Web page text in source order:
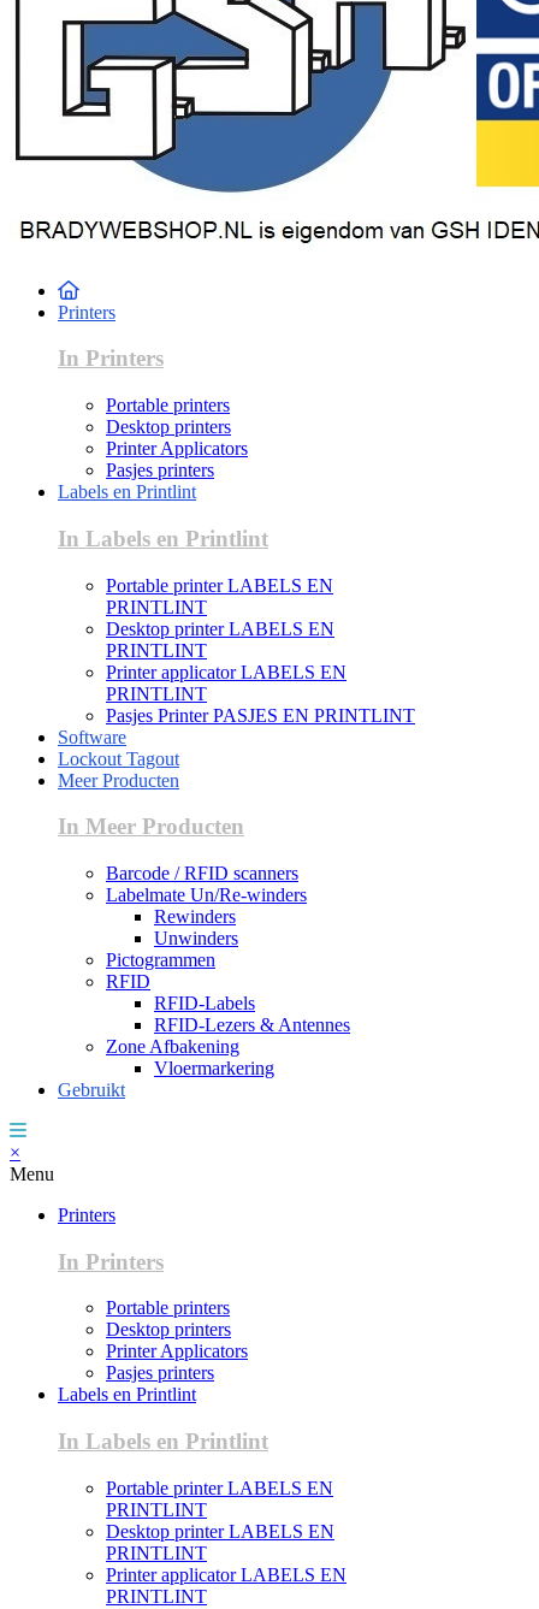
Printers
In Printers
Portable printers
Desktop printers
Printer Applicators
Pasjes printers
Labels en Printlint
In Labels en Printlint
Portable printer LABELS EN
PRINTLINT
Desktop printer LABELS EN
PRINTLINT
Printer applicator LABELS EN
PRINTLINT
Pasjes Printer PASJES EN PRINTLINT
Software
Lockout Tagout
Meer Producten
In Meer Producten
Barcode / RFID scanners
Labelmate Un/Re-winders
Rewinders
Unwinders
Pictogrammen
RFID
RFID-Labels
RFID-Lezers & Antennes
Zone Afbakening
Vloermarkering
Gebruikt
×
Menu
Printers
In Printers
Portable printers
Desktop printers
Printer Applicators
Pasjes printers
Labels en Printlint
In Labels en Printlint
Portable printer LABELS EN
PRINTLINT
Desktop printer LABELS EN
PRINTLINT
Printer applicator LABELS EN
PRINTLINT